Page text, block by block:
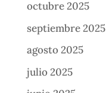
octubre 2025
septiembre 2025
agosto 2025
julio 2025